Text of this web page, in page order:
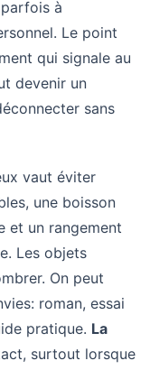
à
Le point
qui signale au
devenir un
sans
vaut éviter
une boisson
et un rangement
Les objets
On peut
roman, essai
pratique. La
surtout lorsque